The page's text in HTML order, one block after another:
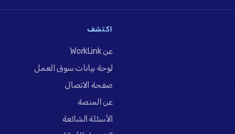
اكتشف
عن WorkLink
لوحة بيانات سوق العمل
صفحة الاتصال
عن المنصة
الأسئلة الشائعة